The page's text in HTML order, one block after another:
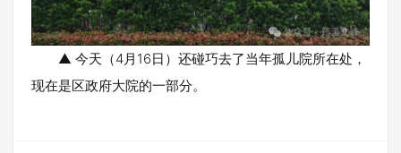
▲ 今天（4月16日）还碰巧去了当年孤儿院所在处，
现在是区政府大院的一部分。